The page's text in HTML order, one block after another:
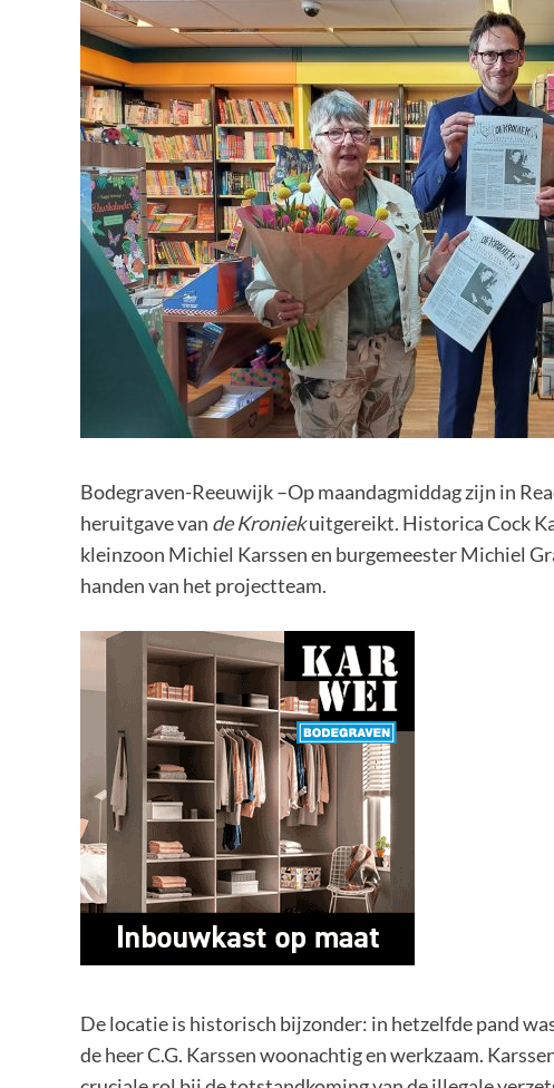
Bodegraven-Reeuwijk –Op maandagmiddag zijn in
heruitgave van de Kroniekuitgereikt. Historica Cock
kleinzoon Michiel Karssen en burgemeester Michiel
handen van het projectteam.
De locatie is historisch bijzonder: in hetzelfde pand
de heer C.G. Karssen woonachtig en werkzaam.